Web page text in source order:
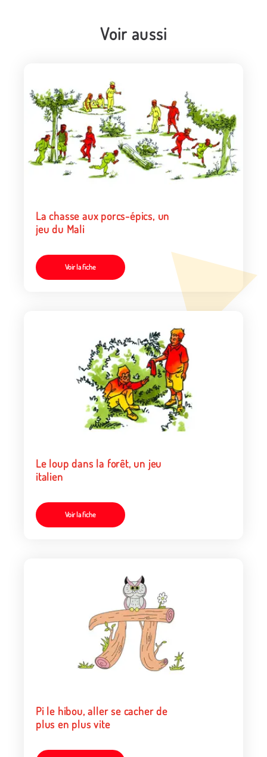
Voir aussi
La chasse aux porcs-épics, un
jeu du Mali
Voir la fiche
Le loup dans la forêt, un jeu
italien
Voir la fiche
Pi le hibou, aller se cacher de
plus en plus vite